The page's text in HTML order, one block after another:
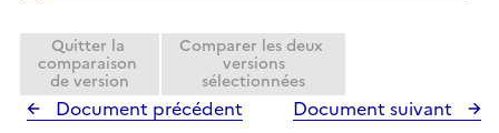
Quitter la
comparaison
de version
Comparer les deux
versions
sélectionnées
Document précédent Document suivant